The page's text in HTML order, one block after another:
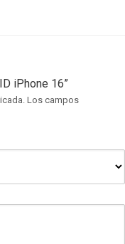
iPhone 16”
Los campos